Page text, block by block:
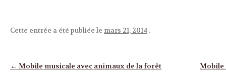
Cette entrée a été publiée le mars 21, 2014 .
Navigation des articles
← Mobile musicale avec animaux de la forêt Mobile